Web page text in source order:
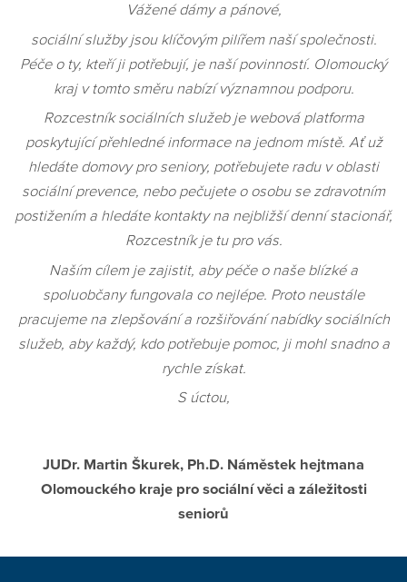
Vážené dámy a pánové,
sociální služby jsou klíčovým pilířem naší společnosti.
Péče o ty, kteří ji potřebují, je naší povinností. Olomoucký
kraj v tomto směru nabízí významnou podporu.
Rozcestník sociálních služeb je webová platforma
poskytující přehledné informace na jednom místě. Ať už
hledáte domovy pro seniory, potřebujete radu v oblasti
sociální prevence, nebo pečujete o osobu se zdravotním
postižením a hledáte kontakty na nejbližší denní stacionář,
Rozcestník je tu pro vás.
Naším cílem je zajistit, aby péče o naše blízké a
spoluobčany fungovala co nejlépe. Proto neustále
pracujeme na zlepšování a rozšiřování nabídky sociálních
služeb, aby každý, kdo potřebuje pomoc, ji mohl snadno a
rychle získat.
S úctou,
JUDr. Martin Škurek, Ph.D. Náměstek hejtmana
Olomouckého kraje pro sociální věci a záležitosti
seniorů